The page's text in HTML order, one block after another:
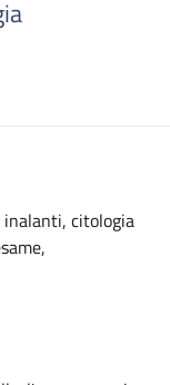
citologia